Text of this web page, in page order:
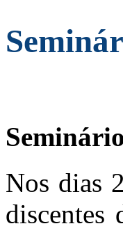
Nos dias
discentes